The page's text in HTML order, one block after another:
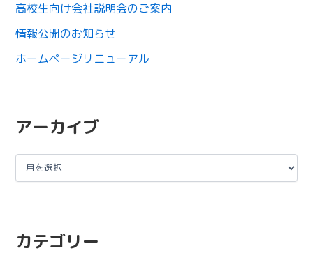
高校生向け会社説明会のご案内
情報公開のお知らせ
ホームページリニューアル
アーカイブ
カテゴリー